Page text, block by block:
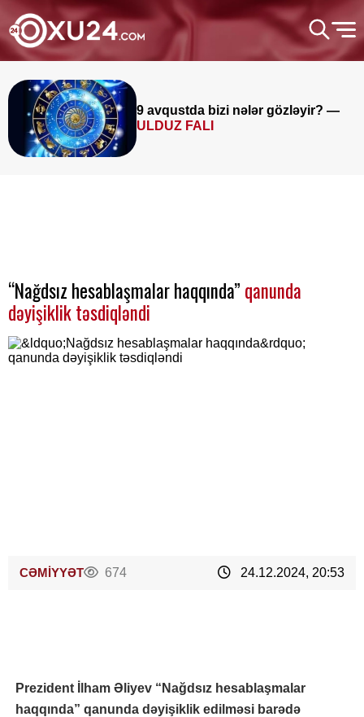
9 avqustda bizi nələr gözləyir? —
ULDUZ FALI
“Nağdsız hesablaşmalar haqqında” qanunda
dəyişiklik təsdiqləndi
CƏMİYYƏT 674 24.12.2024, 20:53
Prezident İlham Əliyev “Nağdsız hesablaşmalar
haqqında” qanunda dəyişiklik edilməsi barədə